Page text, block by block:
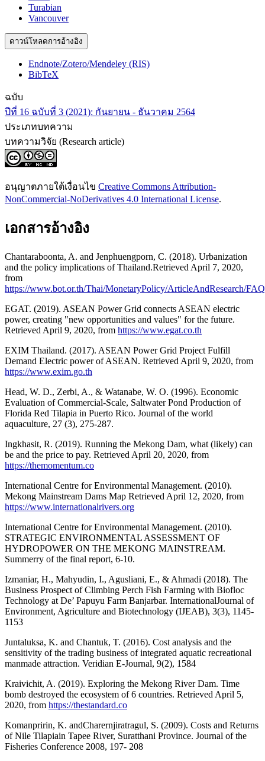
Turabian
Vancouver
ดาวน์โหลดการอ้างอิง
Endnote/Zotero/Mendeley (RIS)
BibTeX
ฉบับ
ปีที่ 16 ฉบับที่ 3 (2021): กันยายน - ธันวาคม 2564
ประเภทบทความ
บทความวิจัย (Research article)
อนุญาตภายใต้เงื่อนไข Creative Commons Attribution-
NonCommercial-NoDerivatives 4.0 International License.
เอกสารอ้างอิง
Chantaraboonta, A. and Jenphuengporn, C. (2018). Urbanization
and the policy implications of Thailand.Retrieved April 7, 2020,
from
https://www.bot.or.th/Thai/MonetaryPolicy/ArticleAndResearch/
EGAT. (2019). ASEAN Power Grid connects ASEAN electric
power, creating "new opportunities and values" for the future.
Retrieved April 9, 2020, from https://www.egat.co.th
EXIM Thailand. (2017). ASEAN Power Grid Project Fulfill
Demand Electric power of ASEAN. Retrieved April 9, 2020, from
https://www.exim.go.th
Head, W. D., Zerbi, A., & Watanabe, W. O. (1996). Economic
Evaluation of Commercial-Scale, Saltwater Pond Production of
Florida Red Tilapia in Puerto Rico. Journal of the world
aquaculture, 27 (3), 275-287.
Ingkhasit, R. (2019). Running the Mekong Dam, what (likely) can
be and the price to pay. Retrieved April 20, 2020, from
https://themomentum.co
International Centre for Environmental Management. (2010).
Mekong Mainstream Dams Map Retrieved April 12, 2020, from
https://www.internationalrivers.org
International Centre for Environmental Management. (2010).
STRATEGIC ENVIRONMENTAL ASSESSMENT OF
HYDROPOWER ON THE MEKONG MAINSTREAM.
Summerry of the final report, 6-10.
Izmaniar, H., Mahyudin, I., Agusliani, E., & Ahmadi (2018). The
Business Prospect of Climbing Perch Fish Farming with Biofloc
Technology at De’ Papuyu Farm Banjarbar. InternationalJournal of
Environment, Agriculture and Biotechnology (IJEAB), 3(3), 1145-
1153
Juntaluksa, K. and Chantuk, T. (2016). Cost analysis and the
sensitivity of the trading business of integrated aquatic recreational
manmade attraction. Veridian E-Journal, 9(2), 1584
Kraivichit, A. (2019). Exploring the Mekong River Dam. Time
bomb destroyed the ecosystem of 6 countries. Retrieved April 5,
2020, from https://thestandard.co
Komanpririn, K. andCharernjiratragul, S. (2009). Costs and Returns
of Nile Tilapiain Tapee River, Suratthani Province. Journal of the
Fisheries Conference 2008, 197- 208